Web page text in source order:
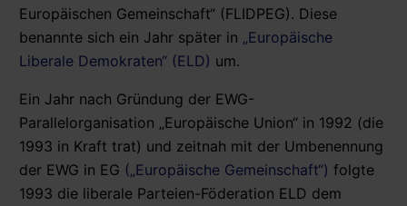
Europäischen Gemeinschaft“ (FLIDPEG). Diese
benannte sich ein Jahr später in „Europäische
Liberale Demokraten“ (ELD) um.
Ein Jahr nach Gründung der EWG-
Parallelorganisation „Europäische Union“ in 1992 (die
1993 in Kraft trat) und zeitnah mit der Umbenennung
der EWG in EG („Europäische Gemeinschaft“) folgte
1993 die liberale Parteien-Föderation ELD dem